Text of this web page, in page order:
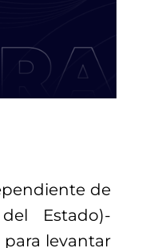
de
Estado)-
para levantar